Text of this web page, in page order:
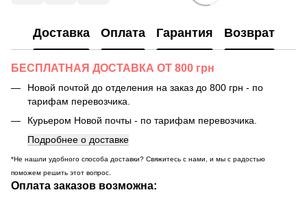
Доставка Оплата Гарантия Возврат
БЕСПЛАТНАЯ ДОСТАВКА ОТ 800 грн
Новой почтой до отделения на заказ до 800 грн - по
тарифам перевозчика.
Курьером Новой почты - по тарифам перевозчика.
Подробнее о доставке
*Не нашли удобного способа доставки? Свяжитесь с нами, и мы с радостью
поможем решить этот вопрос.
Оплата заказов возможна: